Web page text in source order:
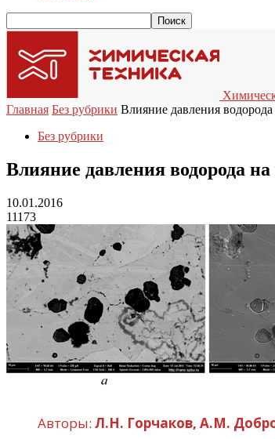
Главная Без рубрики Влияние давления
Без рубрики
Влияние давления водорода
10.01.2016
11173
Авторы: Л.Н. Горчаков, А.М.